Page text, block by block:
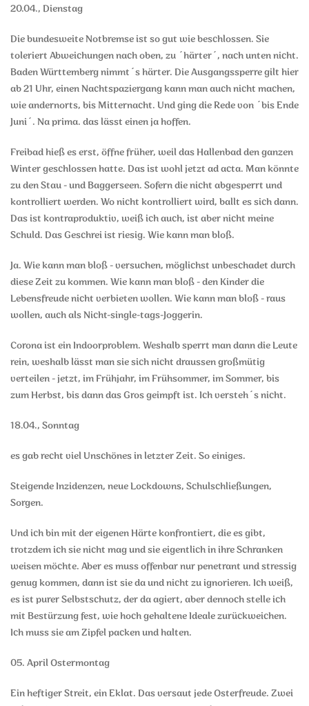
20.04., Dienstag
Die bundesweite Notbremse ist so gut wie beschlossen. Sie
toleriert Abweichungen nach oben, zu ´härter´, nach unten nicht.
Baden Württemberg nimmt´s härter. Die Ausgangssperre gilt hier
ab 21 Uhr, einen Nachtspaziergang kann man auch nicht machen,
wie andernorts, bis Mitternacht. Und ging die Rede von ´bis Ende
Juni´. Na prima. das lässt einen ja hoffen.
Freibad hieß es erst, öffne früher, weil das Hallenbad den ganzen
Winter geschlossen hatte. Das ist wohl jetzt ad acta. Man könnte
zu den Stau - und Baggerseen. Sofern die nicht abgesperrt und
kontrolliert werden. Wo nicht kontrolliert wird, ballt es sich dann.
Das ist kontraproduktiv, weiß ich auch, ist aber nicht meine
Schuld. Das Geschrei ist riesig. Wie kann man bloß.
Ja. Wie kann man bloß - versuchen, möglichst unbeschadet durch
diese Zeit zu kommen. Wie kann man bloß - den Kinder die
Lebensfreude nicht verbieten wollen. Wie kann man bloß - raus
wollen, auch als Nicht-single-tags-Joggerin.
Corona ist ein Indoorproblem. Weshalb sperrt man dann die Leute
rein, weshalb lässt man sie sich nicht draussen großmütig
verteilen - jetzt, im Frühjahr, im Frühsommer, im Sommer, bis
zum Herbst, bis dann das Gros geimpft ist. Ich versteh´s nicht.
18.04., Sonntag
es gab recht viel Unschönes in letzter Zeit. So einiges.
Steigende Inzidenzen, neue Lockdowns, Schulschließungen,
Sorgen.
Und ich bin mit der eigenen Härte konfrontiert, die es gibt,
trotzdem ich sie nicht mag und sie eigentlich in ihre Schranken
weisen möchte. Aber es muss offenbar nur penetrant und stressig
genug kommen, dann ist sie da und nicht zu ignorieren. Ich weiß,
es ist purer Selbstschutz, der da agiert, aber dennoch stelle ich
mit Bestürzung fest, wie hoch gehaltene Ideale zurückweichen.
Ich muss sie am Zipfel packen und halten.
05. April Ostermontag
Ein heftiger Streit, ein Eklat. Das versaut jede Osterfreude. Zwei